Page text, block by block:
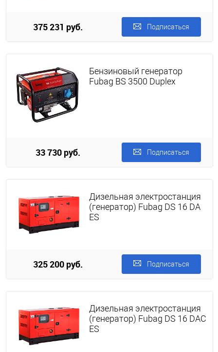
375 231 руб. Подписаться
Бензиновый генератор
Fubag BS 3500 Duplex
33 730 руб. Подписаться
Дизельная электростанция
(генератор) Fubag DS 16 DA
ES
325 200 руб. Подписаться
Дизельная электростанция
(генератор) Fubag DS 16 DAC
ES